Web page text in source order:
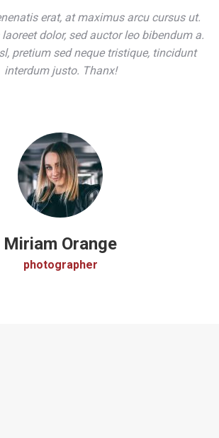
erat, at maximus arcu cursus ut.
dolor, sed auctor leo bibendum a.
pretium sed neque tristique, tincidunt
interdum justo. Thanx!
Miriam Orange
photographer